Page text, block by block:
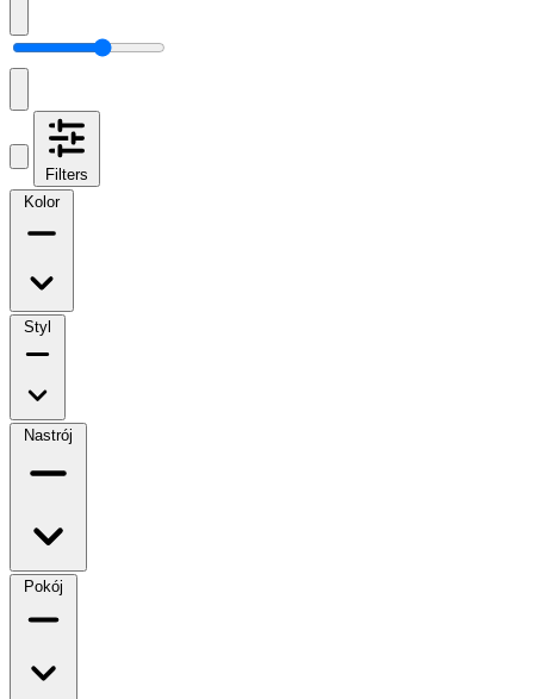
Filters
Kolor
Styl
Nastrój
Pokój